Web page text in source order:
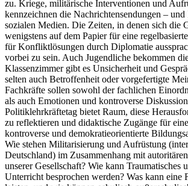
zu. Kriege, militärische Interventionen und
kennzeichnen die Nachrichtensendungen – und
sozialen Medien. Die Zeiten, in denen sich die
wenigstens auf dem Papier für eine
für Konfliktlösungen durch Diplomatie
vorbei zu sein. Auch Jugendliche bekommen
Klassenzimmer gibt es Unsicherheit und
selten auch Betroffenheit oder vorgefertigte
Fachkräfte sollen sowohl der fachlichen
als auch Emotionen und kontroverse
Politiklehrkräftetag bietet Raum, diese
zu reflektieren und didaktische Zugänge für
kontroverse und demokratieorientierte
Wie stehen Militarisierung und Aufrüstung
Deutschland) im Zusammenhang mit
unserer Gesellschaft? Wie kann Traumatisches
Unterricht besprochen werden? Was kann eine